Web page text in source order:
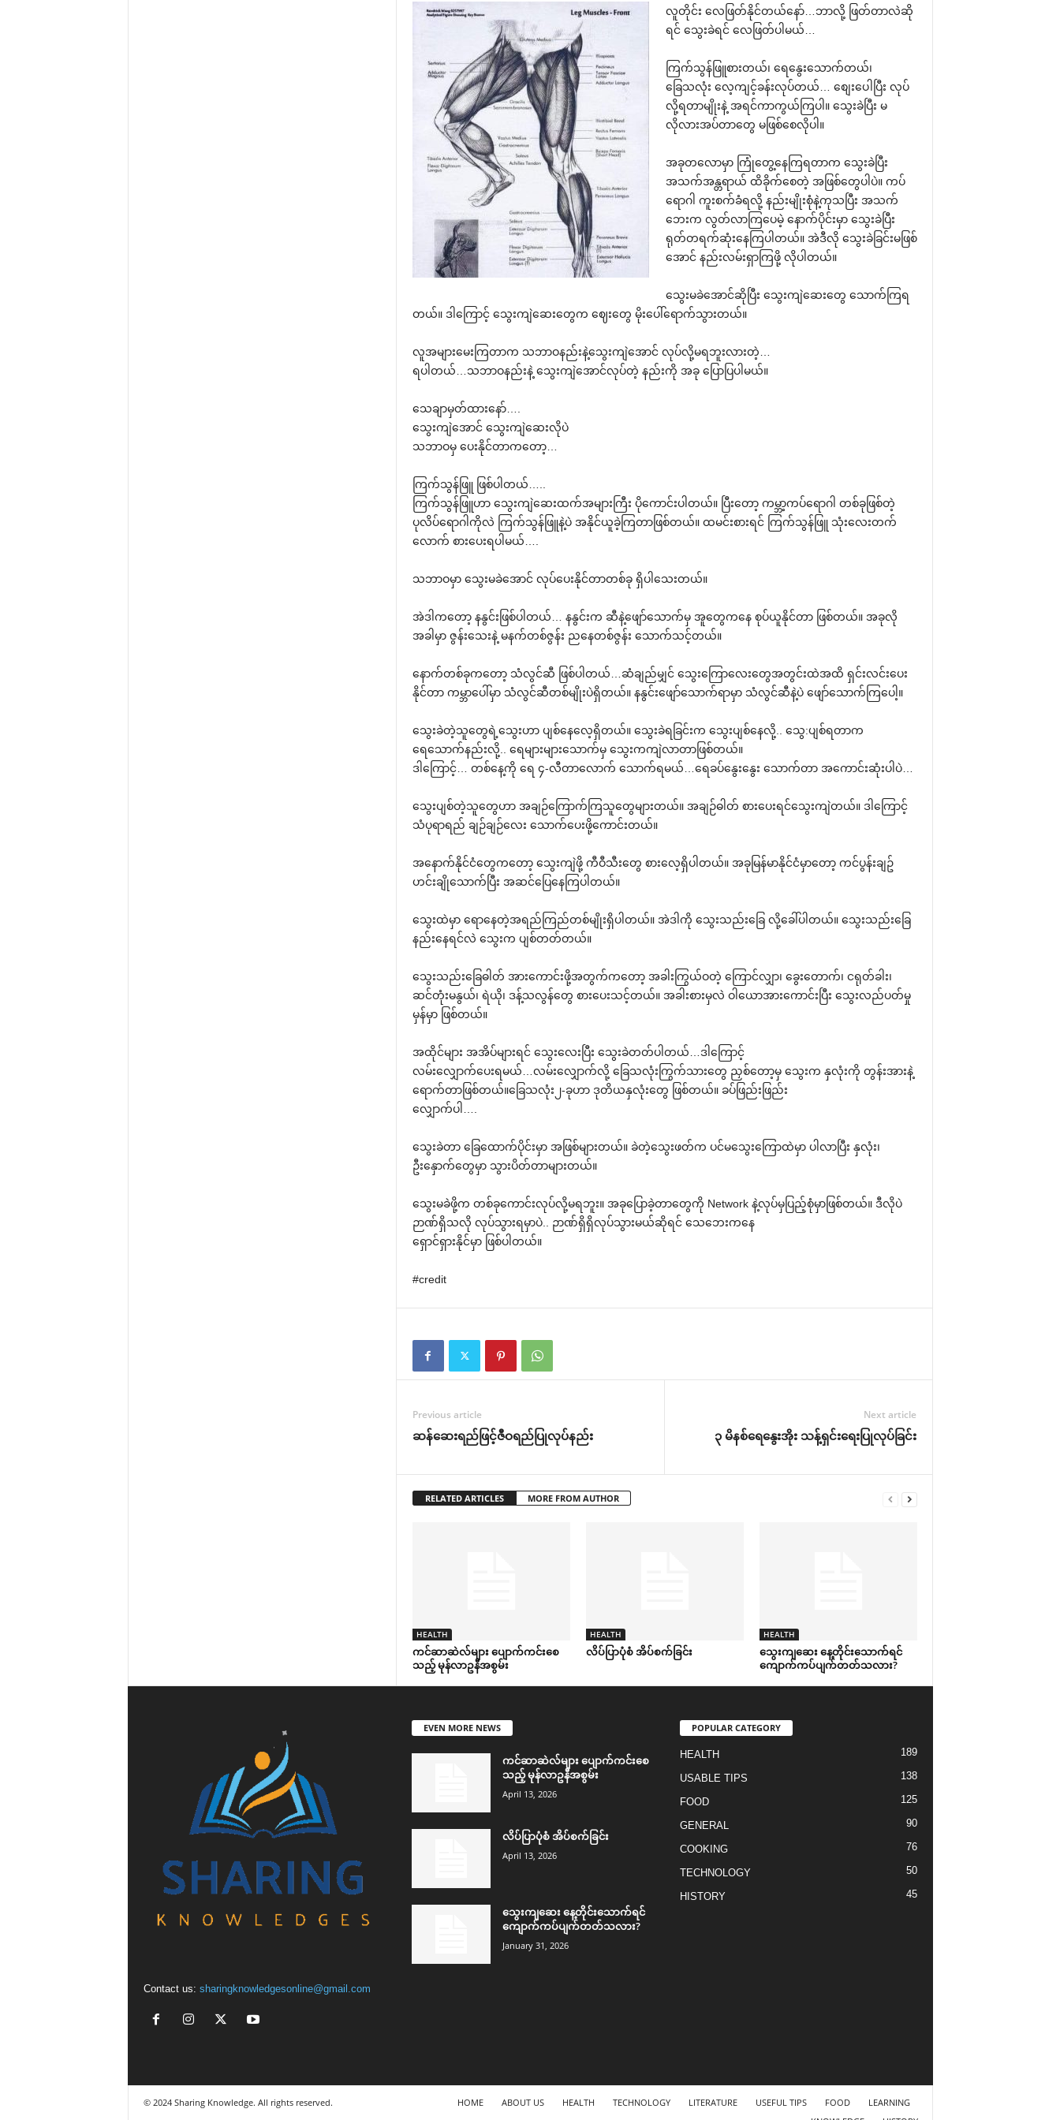
လူတိုင်း လေဖြတ်နိုင်တယ်နော်…ဘာလို့ ဖြတ်တာလဲဆို
ရင် သွေးခဲရင် လေဖြတ်ပါမယ်…
ကြက်သွန်ဖြူစားတယ်၊ ရေနွေးသောက်တယ်၊
ခြေသလုံး လေ့ကျင့်ခန်းလုပ်တယ်… စျေးပေါပြီး လုပ်
လို့ရတာမျိုးနဲ့ အရင်ကာကွယ်ကြပါ။ သွေးခဲပြီး မ
လိုလားအပ်တာတွေ မဖြစ်စေလိုပါ။
အခုတလောမှာ ကြုံတွေ့နေကြရတာက သွေးခဲပြီး
အသက်အန္တရာယ် ထိခိုက်စေတဲ့ အဖြစ်တွေပါပဲ။ ကပ်
ရောဂါ ကူးစက်ခံရလို့ နည်းမျိုးစုံနဲ့ကုသပြီး အသက်
ဘေးက လွတ်လာကြပေမဲ့ နောက်ပိုင်းမှာ သွေးခဲပြီး
ရုတ်တရက်ဆုံးနေကြပါတယ်။ အဲဒီလို သွေးခဲခြင်းမဖြစ်
အောင် နည်းလမ်းရှာကြဖို့ လိုပါတယ်။
သွေးမခဲအောင်ဆိုပြီး သွေးကျဲဆေးတွေ သောက်ကြရ
တယ်။ ဒါကြောင့် သွေးကျဲဆေးတွေက ဈေးတွေ မိုးပေါ်ရောက်သွားတယ်။
လူအများမေးကြတာက သဘာဝနည်းနဲ့သွေးကျဲအောင် လုပ်လို့မရဘူးလားတဲ့…
ရပါတယ်…သဘာဝနည်းနဲ့ သွေးကျဲအောင်လုပ်တဲ့ နည်းကို အခု ပြောပြပါမယ်။
သေချာမှတ်ထားနော်….
သွေးကျဲအောင် သွေးကျဲဆေးလိုပဲ
သဘာဝမှ ပေးနိုင်တာကတော့…
ကြက်သွန်ဖြူ ဖြစ်ပါတယ်…..
ကြက်သွန်ဖြူဟာ သွေးကျဲဆေးထက်အများကြီး ပိုကောင်းပါတယ်။ ပြီးတော့ ကမ္ဘာ့ကပ်ရောဂါ တစ်ခုဖြစ်တဲ့
ပုလိပ်ရောဂါကိုလဲ ကြက်သွန်ဖြူနဲ့ပဲ အနိုင်ယူခဲ့ကြတာဖြစ်တယ်။ ထမင်းစားရင် ကြက်သွန်ဖြူ သုံးလေးတက်
လောက် စားပေးရပါမယ်….
သဘာဝမှာ သွေးမခဲအောင် လုပ်ပေးနိုင်တာတစ်ခု ရှိပါသေးတယ်။
အဲဒါကတော့ နနွင်းဖြစ်ပါတယ်… နနွင်းက ဆီနဲ့ဖျော်သောက်မှ အူတွေကနေ စုပ်ယူနိုင်တာ ဖြစ်တယ်။ အခုလို
အခါမှာ ဇွန်းသေးနဲ့ မနက်တစ်ဇွန်း ညနေတစ်ဇွန်း သောက်သင့်တယ်။
နောက်တစ်ခုကတော့ သံလွင်ဆီ ဖြစ်ပါတယ်…ဆံချည်မျှင် သွေးကြောလေးတွေအတွင်းထဲအထိ ရှင်းလင်းပေး
နိုင်တာ ကမ္ဘာပေါ်မှာ သံလွင်ဆီတစ်မျိုးပဲရှိတယ်။ နနွင်းဖျော်သောက်ရာမှာ သံလွင်ဆီနဲ့ပဲ ဖျော်သောက်ကြပေါ့။
သွေးခဲတဲ့သူတွေရဲ့သွေးဟာ ပျစ်နေလေ့ရှိတယ်။ သွေးခဲရခြင်းက သွေးပျစ်နေလို့.. သွေ:ပျစ်ရတာက
ရေသောက်နည်းလို့.. ရေများများသောက်မှ သွေးကကျဲလာတာဖြစ်တယ်။
ဒါကြောင့်… တစ်နေ့ကို ရေ ၄-လီတာလောက် သောက်ရမယ်…ရေခပ်နွေးနွေး သောက်တာ အကောင်းဆုံးပါပဲ…
သွေးပျစ်တဲ့သူတွေဟာ အချဉ်ကြောက်ကြသူတွေများတယ်။ အချဉ်ဓါတ် စားပေးရင်သွေးကျဲတယ်။ ဒါကြောင့်
သံပုရာရည် ချဉ်ချဉ်လေး သောက်ပေးဖို့ကောင်းတယ်။
အနောက်နိုင်ငံတွေကတော့ သွေးကျဲဖို့ ကီဝီသီးတွေ စားလေ့ရှိပါတယ်။ အခုမြန်မာနိုင်ငံမှာတော့ ကင်ပွန်းချဥ်
ဟင်းချိုသောက်ပြီး အဆင်ပြေနေကြပါတယ်။
သွေးထဲမှာ ရောနေတဲ့အရည်ကြည်တစ်မျိုးရှိပါတယ်။ အဲဒါကို သွေးသည်းခြေ လို့ခေါ်ပါတယ်။ သွေးသည်းခြေ
နည်းနေရင်လဲ သွေးက ပျစ်တတ်တယ်။
သွေးသည်းခြေဓါတ် အားကောင်းဖို့အတွက်ကတော့ အခါးကြွယ်ဝတဲ့ ကြောင်လျှာ၊ ခွေးတောက်၊ ငရုတ်ခါး၊
ဆင်တုံးမနွယ်၊ ရဲယို၊ ဒန့်သလွန်တွေ စားပေးသင့်တယ်။ အခါးစားမှလဲ ဝါယောအားကောင်းပြီး သွေးလည်ပတ်မှု
မှန်မှာ ဖြစ်တယ်။
အထိုင်များ အအိပ်များရင် သွေးလေးပြီး သွေးခဲတတ်ပါတယ်…ဒါကြောင့်
လမ်းလျှောက်ပေးရမယ်…လမ်းလျှောက်လို့ ခြေသလုံးကြွက်သားတွေ ညှစ်တော့မှ သွေးက နှလုံးကို တွန်းအားနဲ့
ရောက်တာဖြစ်တယ်။ခြေသလုံး၂-ခုဟာ ဒုတိယနှလုံးတွေ ဖြစ်တယ်။ ခပ်ဖြည်းဖြည်း
လျှောက်ပါ….
သွေးခဲတာ ခြေထောက်ပိုင်းမှာ အဖြစ်များတယ်။ ခဲတဲ့သွေးဖတ်က ပင်မသွေးကြောထဲမှာ ပါလာပြီး နှလုံး၊
ဦးနှောက်တွေမှာ သွားပိတ်တာများတယ်။
သွေးမခဲဖို့က တစ်ခုကောင်းလုပ်လို့မရဘူး။ အခုပြောခဲ့တာတွေကို Network နဲ့လုပ်မှပြည့်စုံမှာဖြစ်တယ်။ ဒီလိုပဲ
ဉာဏ်ရှိသလို လုပ်သွားရမှာပဲ.. ဉာဏ်ရှိရှိလုပ်သွားမယ်ဆိုရင် ​​သေဘေးကနေ
ရှောင်ရှားနိုင်မှာ ဖြစ်ပါတယ်။
#credit
Previous article
ဆန်ဆေးရည်ဖြင့်ဇီဝရည်ပြုလုပ်နည်း
Next article
၃ မိနစ်ရေနွေးအိုး သန့်ရှင်းရေးပြုလုပ်ခြင်း
RELATED ARTICLES MORE FROM AUTHOR
HEALTH
ကင်ဆာဆဲလ်များ ပျောက်ကင်းစေ
သည့် မုန်လာဥနီအစွမ်း
HEALTH
လိပ်ပြာပုံစံ အိပ်စက်ခြင်း
HEALTH
သွေးကျဆေး နေ့တိုင်းသောက်ရင်
ကျောက်ကပ်ပျက်တတ်သလား?
Contact us: sharingknowledgesonline@gmail.com
EVEN MORE NEWS
ကင်ဆာဆဲလ်များ ပျောက်ကင်းစေ
သည့် မုန်လာဥနီအစွမ်း
April 13, 2026
လိပ်ပြာပုံစံ အိပ်စက်ခြင်း
April 13, 2026
သွေးကျဆေး နေ့တိုင်းသောက်ရင်
ကျောက်ကပ်ပျက်တတ်သလား?
January 31, 2026
POPULAR CATEGORY
HEALTH 189
USABLE TIPS 138
FOOD 125
GENERAL 90
COOKING 76
TECHNOLOGY 50
HISTORY 45
HOME ABOUT US HEALTH TECHNOLOGY LITERATURE USEFUL TIPS FOOD
LEARNING
© 2024 Sharing Knowledge. All rights reserved.